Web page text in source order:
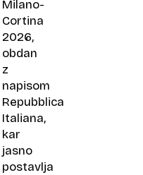
Milano-
Cortina
2026,
obdan
z
napisom
Repubblica
Italiana,
kar
jasno
postavlja